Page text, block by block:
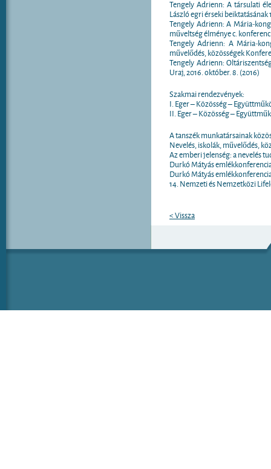
Tengely Adrienn: A társulati
László egri érseki
Tengely Adrienn: A Mária-
műveltség élménye c.
Tengely Adrienn: A Mária-
művelődés, közösségek
Tengely Adrienn:
Uraj, 2016. október. 8. (2016)
Szakmai rendezvények:
I. Eger – Közösség –
II. Eger – Közösség –
A tanszék munkatársainak
Nevelés, iskolák, művelődés,
Az emberi jelenség: a nevelés
Durkó Mátyás
Durkó Mátyás
14. Nemzeti és Nemzetközi
< Vissza